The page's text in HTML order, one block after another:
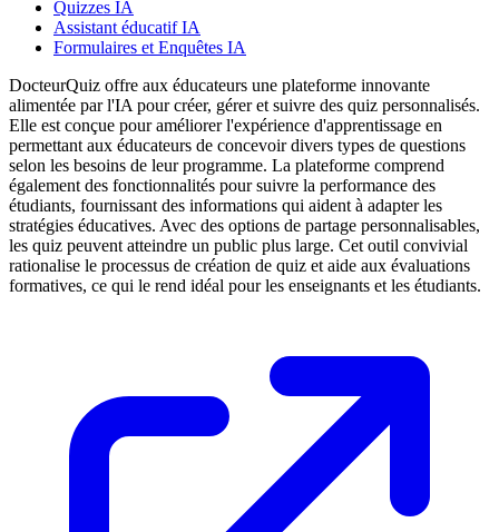
Quizzes IA
Assistant éducatif IA
Formulaires et Enquêtes IA
DocteurQuiz offre aux éducateurs une plateforme innovante
alimentée par l'IA pour créer, gérer et suivre des quiz personnalisés.
Elle est conçue pour améliorer l'expérience d'apprentissage en
permettant aux éducateurs de concevoir divers types de questions
selon les besoins de leur programme. La plateforme comprend
également des fonctionnalités pour suivre la performance des
étudiants, fournissant des informations qui aident à adapter les
stratégies éducatives. Avec des options de partage personnalisables,
les quiz peuvent atteindre un public plus large. Cet outil convivial
rationalise le processus de création de quiz et aide aux évaluations
formatives, ce qui le rend idéal pour les enseignants et les étudiants.